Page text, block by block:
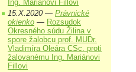
Ing. Mariánovi Fillovi
15.X.2020 — Právnické
okienko — Rozsudok
Okresného súdu Žilina v
spore žalobcu prof. MUDr.
Vladimíra Oleára CSc. proti
žalovanému Ing. Mariánovi
Fillovi